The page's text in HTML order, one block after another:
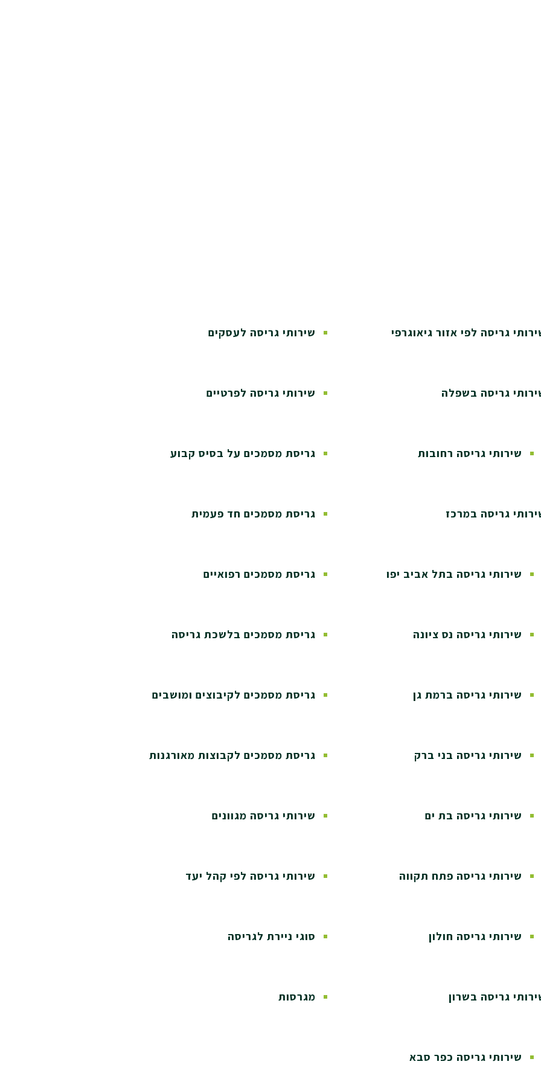
גריסה לפי אזור גיאוגרפי
גריסה בשפלה
שירותי גריסה רחובות
גריסה במרכז
שירותי גריסה בתל אביב יפו
שירותי גריסה נס ציונה
שירותי גריסה ברמת גן
שירותי גריסה בני ברק
שירותי גריסה בת ים
שירותי גריסה פתח תקווה
שירותי גריסה חולון
גריסה בשרון
שירותי גריסה כפר סבא
שירותי גריסה לעסקים
שירותי גריסה לפרטיים
גריסת מסמכים על בסיס קבוע
גריסת מסמכים חד פעמית
גריסת מסמכים רפואיים
גריסת מסמכים בלשכת גריסה
גריסת מסמכים לקיבוצים ומושבים
גריסת מסמכים לקבוצות מאורגנות
שירותי גריסה מגוונים
שירותי גריסה לפי קהל יעד
סוגי ניירת לגריסה
מגרסות